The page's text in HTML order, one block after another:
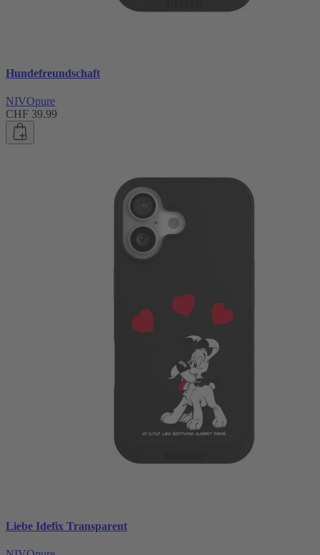
Hundefreundschaft
NIVOpure
CHF 39.99
Liebe Idefix Transparent